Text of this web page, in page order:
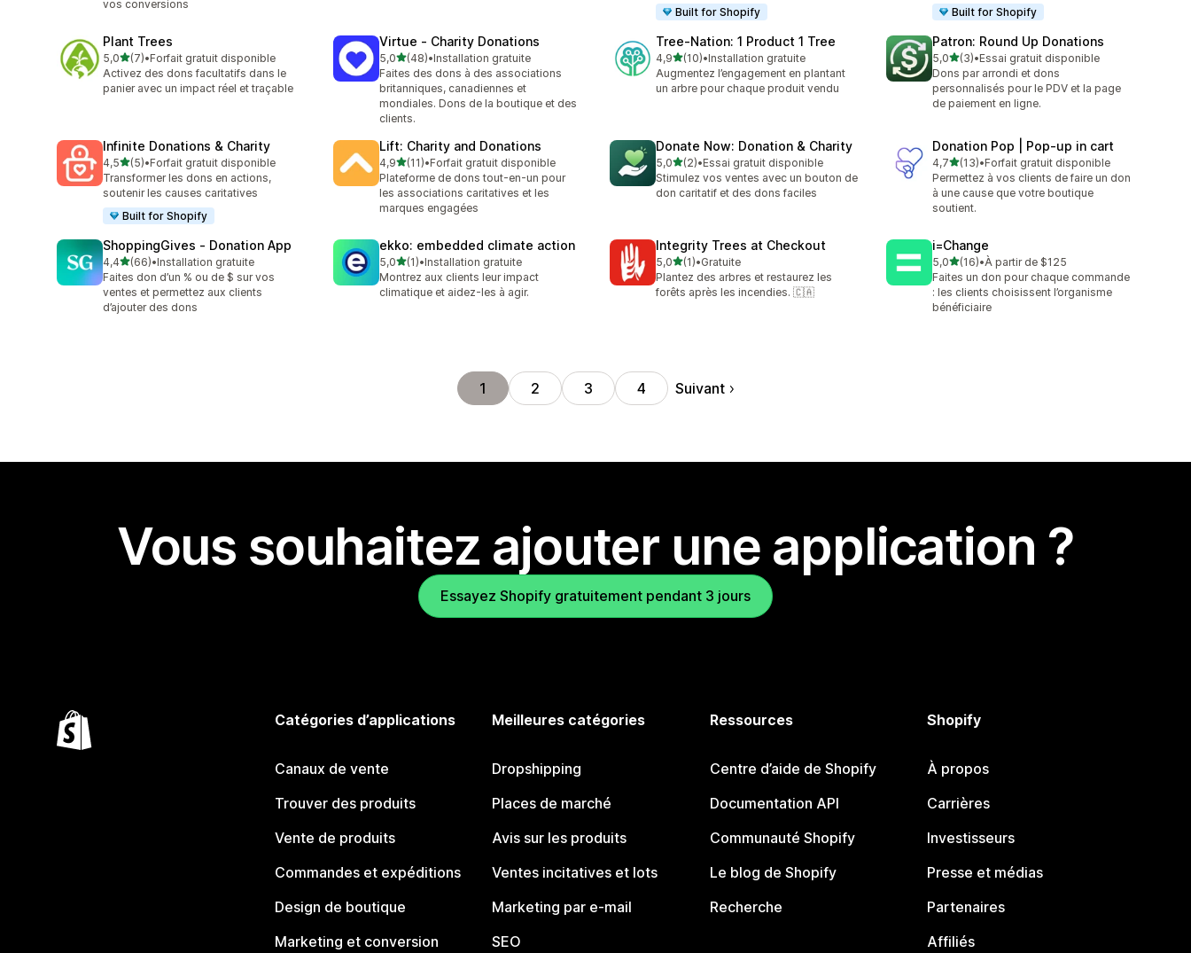
vos conversions
Built for Shopify
Built for Shopify
Plant Trees
5,0étoile(s) sur 5
(7)
7 avis au total
•Forfait gratuit disponible
Activez des dons facultatifs dans le
panier avec un impact réel et traçable
Virtue ‑ Charity Donations
5,0étoile(s) sur 5
(48)
48 avis au total
•Installation gratuite
Faites des dons à des associations
britanniques, canadiennes et
mondiales. Dons de la boutique et des
clients.
Tree‑Nation: 1 Product 1 Tree
4,9étoile(s) sur 5
(10)
10 avis au total
•Installation gratuite
Augmentez l’engagement en plantant
un arbre pour chaque produit vendu
Patron: Round Up Donations
5,0étoile(s) sur 5
(3)
3 avis au total
•Essai gratuit disponible
Dons par arrondi et dons
personnalisés pour le PDV et la page
de paiement en ligne.
Infinite Donations & Charity
4,5étoile(s) sur 5
(5)
5 avis au total
•Forfait gratuit disponible
Transformer les dons en actions,
soutenir les causes caritatives
Built for Shopify
Lift: Charity and Donations
4,9étoile(s) sur 5
(11)
11 avis au total
•Forfait gratuit disponible
Plateforme de dons tout-en-un pour
les associations caritatives et les
marques engagées
Donate Now: Donation & Charity
5,0étoile(s) sur 5
(2)
2 avis au total
•Essai gratuit disponible
Stimulez vos ventes avec un bouton de
don caritatif et des dons faciles
Donation Pop | Pop‑up in cart
4,7étoile(s) sur 5
(13)
13 avis au total
•Forfait gratuit disponible
Permettez à vos clients de faire un don
à une cause que votre boutique
soutient.
ShoppingGives ‑ Donation App
4,4étoile(s) sur 5
(66)
66 avis au total
•Installation gratuite
Faites don d’un % ou de $ sur vos
ventes et permettez aux clients
d’ajouter des dons
ekko: embedded climate action
5,0étoile(s) sur 5
(1)
1 avis au total
•Installation gratuite
Montrez aux clients leur impact
climatique et aidez-les à agir.
Integrity Trees at Checkout
5,0étoile(s) sur 5
(1)
1 avis au total
•Gratuite
Plantez des arbres et restaurez les
forêts après les incendies. 🇨🇦
i=Change
5,0étoile(s) sur 5
(16)
16 avis au total
•À partir de $125
Faites un don pour chaque commande
: les clients choisissent l’organisme
bénéficiaire
1 2 3 4 Suivant
Vous souhaitez ajouter une application ?
Essayez Shopify gratuitement pendant 3 jours
Catégories d’applications
Canaux de vente
Trouver des produits
Vente de produits
Commandes et expéditions
Design de boutique
Marketing et conversion
Meilleures catégories
Dropshipping
Places de marché
Avis sur les produits
Ventes incitatives et lots
Marketing par e-mail
SEO
Ressources
Centre d’aide de Shopify
Documentation API
Communauté Shopify
Le blog de Shopify
Recherche
Shopify
À propos
Carrières
Investisseurs
Presse et médias
Partenaires
Affiliés